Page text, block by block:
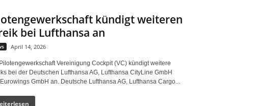
kündigt weiteren
bei Lufthansa an
April 14, 2026
Vereinigung Cockpit (VC) kündigt weitere
bei der Deutschen Lufthansa AG, Lufthansa CityLine GmbH
GmbH an. Deutsche Lufthansa AG, Lufthansa Cargo...